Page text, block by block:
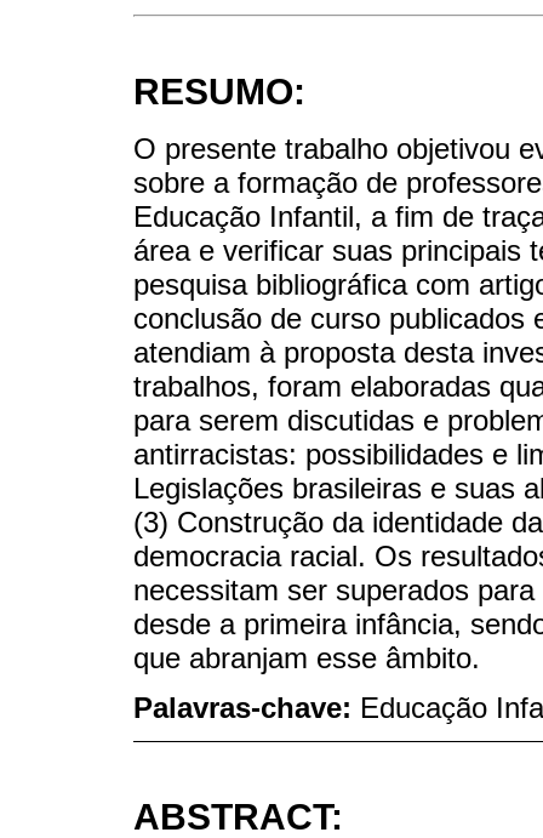
RESUMO:
O presente trabalho objetivou
sobre a formação de
Educação Infantil, a fim de
área e verificar suas principais
pesquisa bibliográfica com
conclusão de curso publicados
atendiam à proposta desta
trabalhos, foram elaboradas
para serem discutidas e
antirracistas: possibilidades e
Legislações brasileiras e suas
(3) Construção da identidade
democracia racial. Os
necessitam ser superados
desde a primeira infância,
que abranjam esse âmbito.
Palavras-chave: Educação
ABSTRACT: